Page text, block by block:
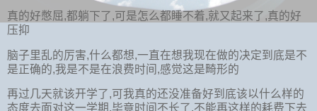
真的好憋屈,都躺下了,可是怎么都睡不着,就又起来了,真的好
压抑
脑子里乱的厉害,什么都想,一直在想我现在做的决定到底是不
是正确的,我是不是在浪费时间,感觉这是畸形的
再过几天就该开学了,可我真的还没准备好到底该以什么样的
态度去面对这一学期,毕竟时间不长了,不能再这样的耗费下去